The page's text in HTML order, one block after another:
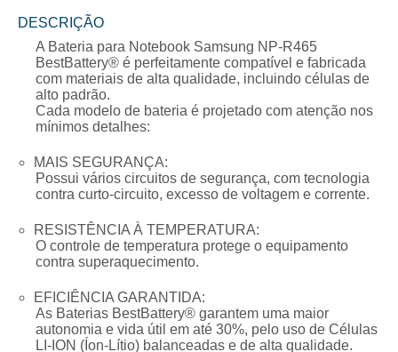
DESCRIÇÃO
A Bateria para Notebook Samsung NP-R465
BestBattery® é perfeitamente compatível e fabricada
com materiais de alta qualidade, incluindo células de
alto padrão.
Cada modelo de bateria é projetado com atenção nos
mínimos detalhes:
MAIS SEGURANÇA:
Possui vários circuitos de segurança, com tecnologia
contra curto-circuito, excesso de voltagem e corrente.
RESISTÊNCIA À TEMPERATURA:
O controle de temperatura protege o equipamento
contra superaquecimento.
EFICIÊNCIA GARANTIDA:
As Baterias BestBattery® garantem uma maior
autonomia e vida útil em até 30%, pelo uso de Células
LI-ION (Íon-Lítio) balanceadas e de alta qualidade.